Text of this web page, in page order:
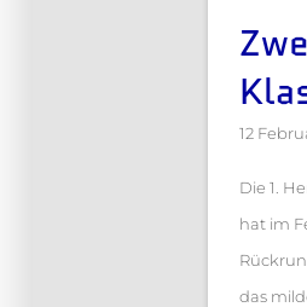
12
Die 1.
hat im
das